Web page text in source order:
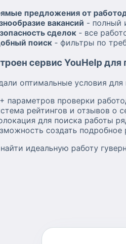
предложения от
вакансий - полный
сделок - все
поиск - фильтры по
сервис YouHelp для
оптимальные условия для
параметров проверки
рейтингов и отзывов о
для поиска работы
создать
идеальную работу